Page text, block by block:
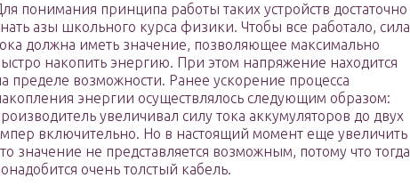
понимания принципа работы таких устройств достаточно
азы школьного курса физики. Чтобы все работало, сила
должна иметь значение, позволяющее максимально
накопить энергию. При этом напряжение находится
пределе возможности. Ранее ускорение процесса
энергии осуществлялось следующим образом:
увеличивал силу тока аккумуляторов до двух
включительно. Но в настоящий момент еще увеличить
значение не представляется возможным, потому что тогда
очень толстый кабель.